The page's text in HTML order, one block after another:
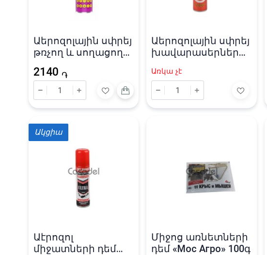
Աերոզոլային սփրեյ
թռչող և սողացող
«Raid» 400մլ
2140 ֏
Աերոզոլային սփրեյ
խավարասերների
«Raid» 300մլ
Առկա չէ
Աէրոզոլ
միջատների դեմ
Ակցիա
Միջոց առնետների
դեմ «Мос Агро» 100գ